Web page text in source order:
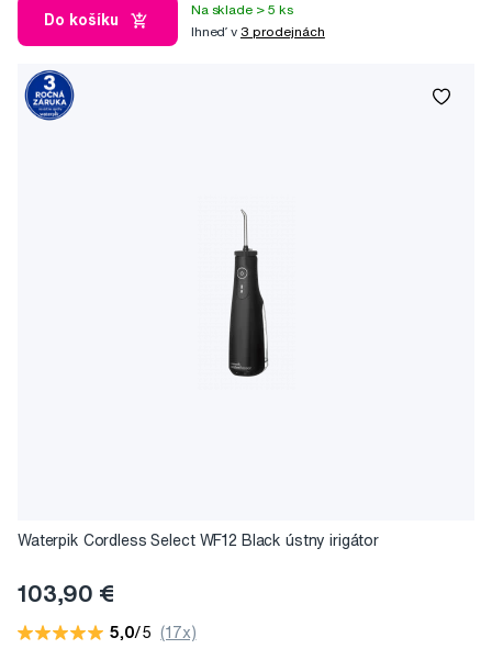
Do košíku
Na sklade > 5 ks
Ihneď v 3 prodejnách
Waterpik Cordless Select WF12 Black ústny irigátor
103,90 €
5,0/5 (17x)